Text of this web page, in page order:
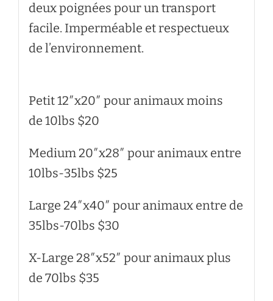
deux poignées pour un transport
facile. Imperméable et respectueux
de l’environnement.
Petit 12″x20″ pour animaux moins
de 10lbs $20
Medium 20″x28″ pour animaux entre
10lbs-35lbs $25
Large 24″x40″ pour animaux entre de
35lbs-70lbs $30
X-Large 28″x52″ pour animaux plus
de 70lbs $35